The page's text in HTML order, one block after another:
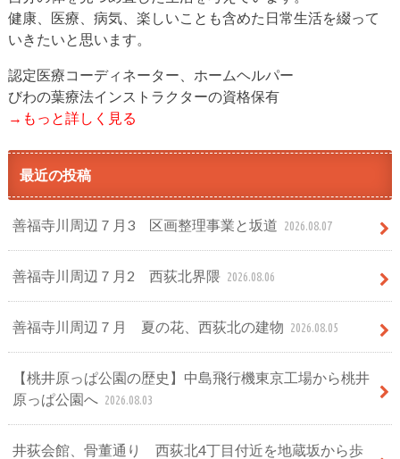
健康、医療、病気、楽しいことも含めた日常生活を綴って
いきたいと思います。
認定医療コーディネーター、ホームヘルパー
びわの葉療法インストラクターの資格保有
→もっと詳しく見る
最近の投稿
善福寺川周辺７月3 区画整理事業と坂道 2026.08.07
善福寺川周辺７月2 西荻北界隈 2026.08.06
善福寺川周辺７月 夏の花、西荻北の建物 2026.08.05
【桃井原っぱ公園の歴史】中島飛行機東京工場から桃井
原っぱ公園へ 2026.08.03
井荻会館、骨董通り 西荻北4丁目付近を地蔵坂から歩